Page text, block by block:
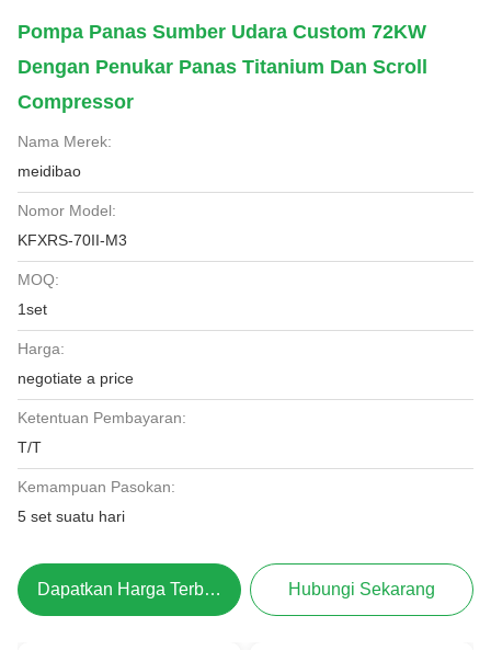
Pompa Panas Sumber Udara Custom 72KW
Dengan Penukar Panas Titanium Dan Scroll
Compressor
Nama Merek:
meidibao
Nomor Model:
KFXRS-70II-M3
MOQ:
1set
Harga:
negotiate a price
Ketentuan Pembayaran:
T/T
Kemampuan Pasokan:
5 set suatu hari
Dapatkan Harga Terbaik Hubungi Sekarang